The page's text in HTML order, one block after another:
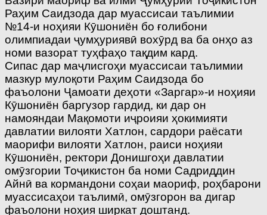
Раҳим Саидзода дар муассисаи таълимии
№14-и ноҳияи Кӯшониён бо ғолибони
олимпиадаи ҷумҳуриявӣ вохӯрд ва ба онҳо аз
номи вазорат туҳфаҳо тақдим кард.
Сипас дар маҷлисгоҳи муассисаи таълимии
мазкур мулоқоти Раҳим Саидзода бо
фаъолони Ҷамоати деҳоти «Заргар»-и ноҳияи
Кӯшониён баргузор гардид, ки дар он
намояндаи Мақомоти иҷроияи ҳокимияти
давлатии вилояти Хатлон, сардори раёсати
маорифи вилояти Хатлон, раиси ноҳияи
Кӯшониён, ректори Донишгоҳи давлатии
омӯзгории Тоҷикистон ба номи Садриддин
Айнӣ ва кормандони соҳаи маориф, роҳбарони
муассисаҳои таълимӣ, омӯзгорон ва дигар
фаъолони ноҳия ширкат доштанд.